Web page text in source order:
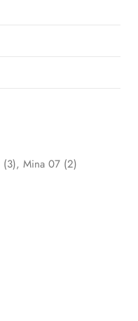
(3) Mina 07 (2)